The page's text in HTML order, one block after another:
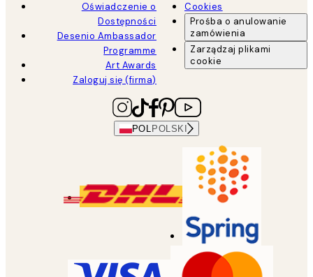
Oświadczenie o
Dostępności
Desenio Ambassador
Programme
Art Awards
Zaloguj się (firma)
Cookies
Prośba o anulowanie
zamówienia
Zarządzaj plikami
cookie
POL POLSKI